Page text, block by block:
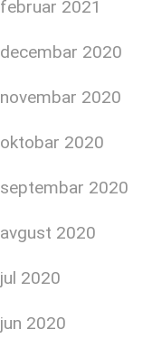
februar 2021
decembar 2020
novembar 2020
oktobar 2020
septembar 2020
avgust 2020
jul 2020
jun 2020